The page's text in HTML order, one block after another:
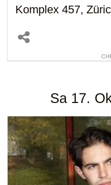
Komplex 457,
Sa 17.